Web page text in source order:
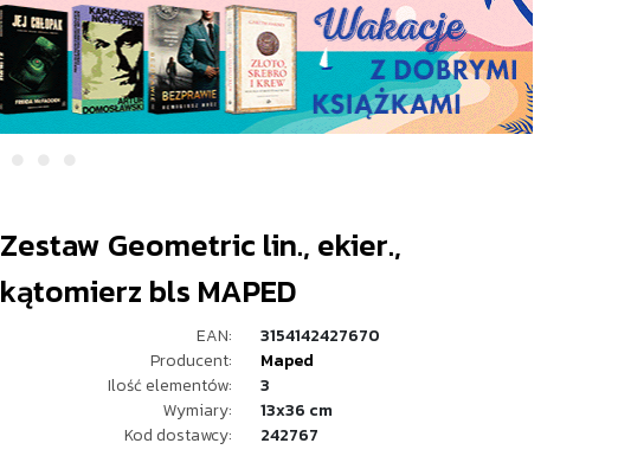
Zestaw Geometric lin., ekier.,
kątomierz bls MAPED
EAN:
3154142427670
Producent:
Maped
Ilość elementów:
3
Wymiary:
13x36 cm
Kod dostawcy:
242767